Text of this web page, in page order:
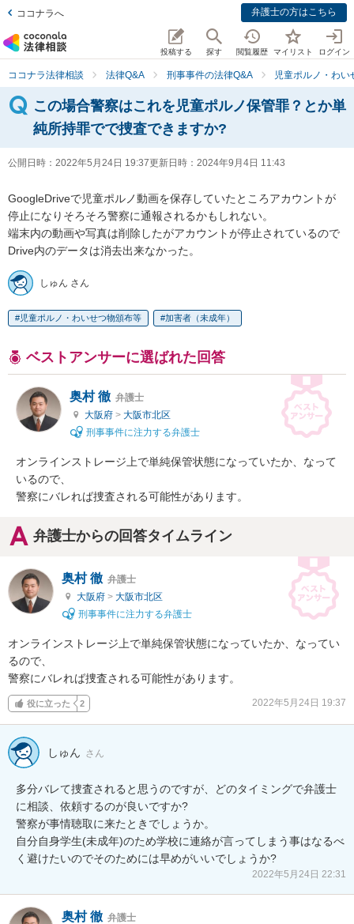
ココナラへ 弁護士の方はこちら
投稿する 探す 閲覧履歴 マイリスト ログイン
ココナラ法律相談 法律Q&A 刑事事件の法律Q&A 児童ポルノ・わ
この場合警察はこれを児童ポルノ保管罪？とか単
純所持罪でで捜査できますか?
公開日時： 2022年5月24日 19:37更新日時： 2024年9月4日 11:43
GoogleDriveで児童ポルノ動画を保存していたところアカウントが
停止になりそろそろ警察に通報されるかもしれない。
端末内の動画や写真は削除したがアカウントが停止されているので
Drive内のデータは消去出来なかった。
しゅん さん
児童ポルノ・わいせつ物頒布等 加害者（未成年）
ベストアンサーに選ばれた回答
奥村 徹 弁護士
大阪府 > 大阪市北区
刑事事件に注力する弁護士
オンラインストレージ上で単純保管状態になっていたか、なって
いるので、
警察にバレれば捜査される可能性があります。
弁護士からの回答タイムライン
奥村 徹 弁護士
大阪府 > 大阪市北区
刑事事件に注力する弁護士
オンラインストレージ上で単純保管状態になっていたか、なってい
るので、
警察にバレれば捜査される可能性があります。
役に立った 2 2022年5月24日 19:37
しゅん さん
多分バレて捜査されると思うのですが、どのタイミングで弁護士
に相談、依頼するのが良いですか?
警察が事情聴取に来たときでしょうか。
自分自身学生(未成年)のため学校に連絡が言ってしまう事はなるべ
く避けたいのでそのためには早めがいいでしょうか?
2022年5月24日 22:31
奥村 徹 弁護士